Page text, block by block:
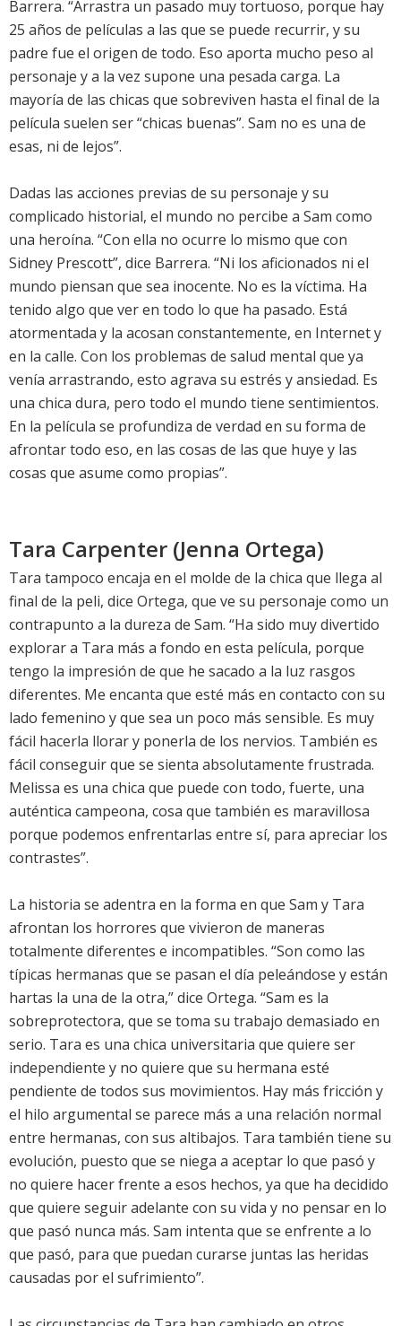
Barrera. “Arrastra un pasado muy tortuoso, porque hay
25 años de películas a las que se puede recurrir, y su
padre fue el origen de todo. Eso aporta mucho peso al
personaje y a la vez supone una pesada carga. La
mayoría de las chicas que sobreviven hasta el final de la
película suelen ser “chicas buenas”. Sam no es una de
esas, ni de lejos”.
Dadas las acciones previas de su personaje y su
complicado historial, el mundo no percibe a Sam como
una heroína. “Con ella no ocurre lo mismo que con
Sidney Prescott”, dice Barrera. “Ni los aficionados ni el
mundo piensan que sea inocente. No es la víctima. Ha
tenido algo que ver en todo lo que ha pasado. Está
atormentada y la acosan constantemente, en Internet y
en la calle. Con los problemas de salud mental que ya
venía arrastrando, esto agrava su estrés y ansiedad. Es
una chica dura, pero todo el mundo tiene sentimientos.
En la película se profundiza de verdad en su forma de
afrontar todo eso, en las cosas de las que huye y las
cosas que asume como propias”.
Tara Carpenter (Jenna Ortega)
Tara tampoco encaja en el molde de la chica que llega al
final de la peli, dice Ortega, que ve su personaje como un
contrapunto a la dureza de Sam. “Ha sido muy divertido
explorar a Tara más a fondo en esta película, porque
tengo la impresión de que he sacado a la luz rasgos
diferentes. Me encanta que esté más en contacto con su
lado femenino y que sea un poco más sensible. Es muy
fácil hacerla llorar y ponerla de los nervios. También es
fácil conseguir que se sienta absolutamente frustrada.
Melissa es una chica que puede con todo, fuerte, una
auténtica campeona, cosa que también es maravillosa
porque podemos enfrentarlas entre sí, para apreciar los
contrastes”.
La historia se adentra en la forma en que Sam y Tara
afrontan los horrores que vivieron de maneras
totalmente diferentes e incompatibles. “Son como las
típicas hermanas que se pasan el día peleándose y están
hartas la una de la otra,” dice Ortega. “Sam es la
sobreprotectora, que se toma su trabajo demasiado en
serio. Tara es una chica universitaria que quiere ser
independiente y no quiere que su hermana esté
pendiente de todos sus movimientos. Hay más fricción y
el hilo argumental se parece más a una relación normal
entre hermanas, con sus altibajos. Tara también tiene su
evolución, puesto que se niega a aceptar lo que pasó y
no quiere hacer frente a esos hechos, ya que ha decidido
que quiere seguir adelante con su vida y no pensar en lo
que pasó nunca más. Sam intenta que se enfrente a lo
que pasó, para que puedan curarse juntas las heridas
causadas por el sufrimiento”.